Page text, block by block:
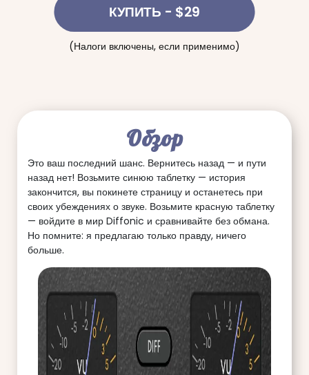
КУПИТЬ - $29
(Налоги включены, если применимо)
Обзор
Это ваш последний шанс. Вернитесь назад — и пути
назад нет! Возьмите синюю таблетку — история
закончится, вы покинете страницу и останетесь при
своих убеждениях о звуке. Возьмите красную таблетку
— войдите в мир Diffonic и сравнивайте без обмана.
Но помните: я предлагаю только правду, ничего
больше.